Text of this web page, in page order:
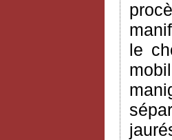
le